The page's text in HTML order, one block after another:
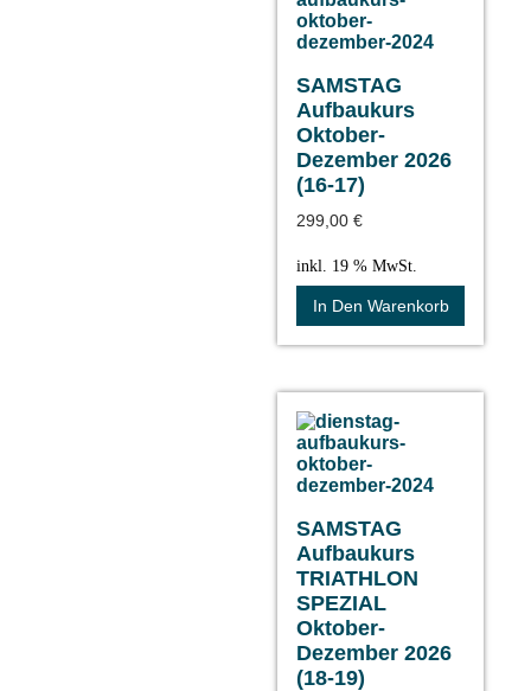
SAMSTAG
Aufbaukurs
Oktober-
Dezember 2026
(16-17)
299,00 €
inkl. 19 % MwSt.
In Den Warenkorb
SAMSTAG
Aufbaukurs
TRIATHLON
SPEZIAL
Oktober-
Dezember 2026
(18-19)